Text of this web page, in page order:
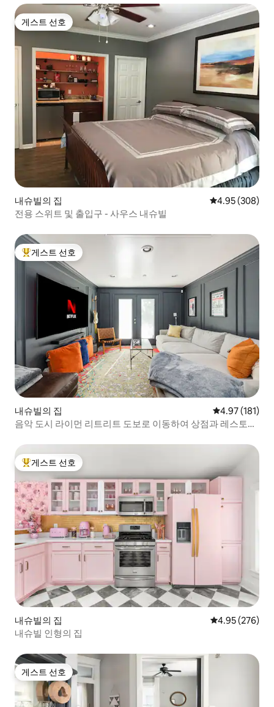
게스트 선호
게스트 선호
내슈빌의 집 평점 4.95점(5
4.95 (308)
전용 스위트 및 출입구 - 사우스 내슈빌
상위 게스트 선호
게스트 선호
내슈빌의 집 평점 4.97점(5
4.97 (181)
음악 도시 라이먼 리트리트 도보로 이동하여 상점과 레스토랑
상위 게스트 선호
게스트 선호
내슈빌의 집 평점 4.95점(5
4.95 (276)
내슈빌 인형의 집
게스트 선호
게스트 선호